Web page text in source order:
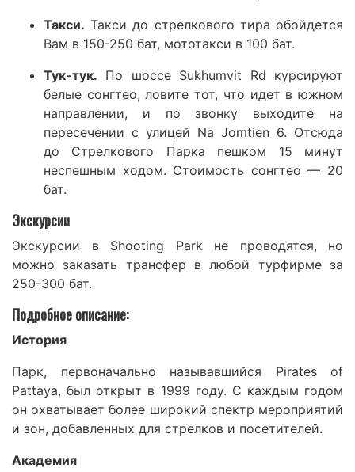
Такси. Такси до стрелкового тира обойдется
Вам в 150-250 бат, мототакси в 100 бат.
Тук-тук. По шоссе Sukhumvit Rd курсируют
белые сонгтео, ловите тот, что идет в южном
направлении, и по звонку выходите на
пересечении с улицей Na Jomtien 6. Отсюда
до Стрелкового Парка пешком 15 минут
неспешным ходом. Стоимость сонгтео — 20
бат.
Экскурсии
Экскурсии в Shooting Park не проводятся, но
можно заказать трансфер в любой турфирме за
250-300 бат.
Подробное описание:
История
Парк, первоначально называвшийся Pirates of
Pattaya, был открыт в 1999 году. С каждым годом
он охватывает более широкий спектр мероприятий
и зон, добавленных для стрелков и посетителей.
Академия